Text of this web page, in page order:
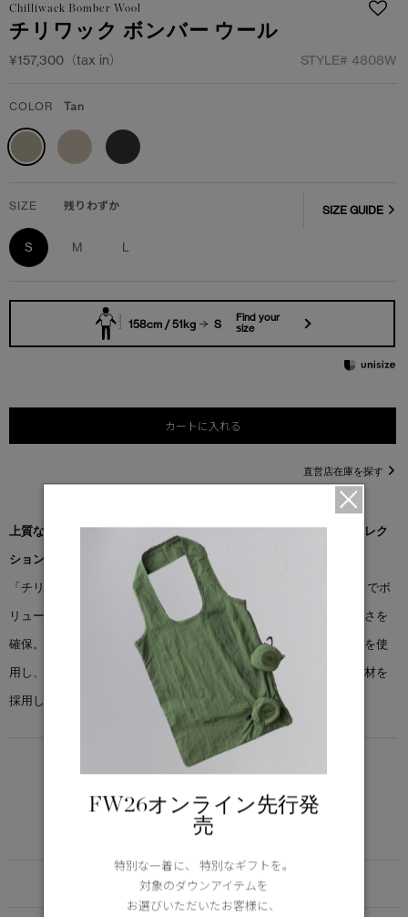
コレクション
コレクション
Chilliwack Bomber Wool
チリワック ボンバー ウール
¥157,300（tax in） STYLE# 4808W
COLOR Tan
SIZE 残りわずか
S M L
SIZE GUIDE
158cm / 51kg S
Find your
size
カートに入れる
直営店在庫を探す
上質なウール素材でアップデートされた、洗練されたチリワックコレク
ションの新提案。
「チリワック ボンバー」は、裾と袖口に丸みをもたせたシルエットでボ
リューム感を演出し、ゆったりとした袖でレイヤリングや動きやすさを
確保。耐久性と柔らかさを兼ね備えたウールとナイロンの混紡素材を使
用し、質感豊かな仕上がりに。裏地にはしっとり柔らかなルミナ素材を
採用し、軽やかでやさしい暖かさを提供します。
LIGHTWEIGHT
アクティブな活動に適した軽さ
Learn more about TEI
FUNCTION
FW26オンライン先行発
売
特別な一着に、 特別なギフトを。
対象のダウンアイテムを
お選びいただいたお客様に、